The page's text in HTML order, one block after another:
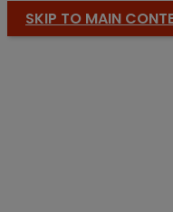
SKIP TO MAIN